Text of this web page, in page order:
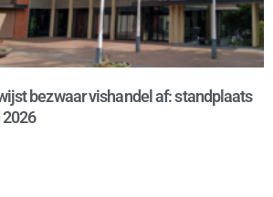
bezwaar vishandel af: standplaats